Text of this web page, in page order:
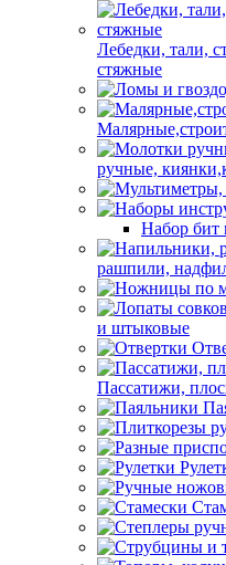
Лебедки, тали,
стяжные
ручные,
Набор бит
рашпили,
и штыковые
Пассатижи,